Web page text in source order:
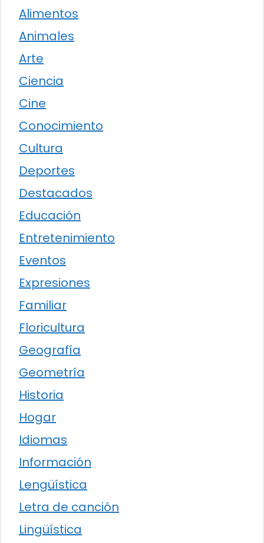
Alimentos
Animales
Arte
Ciencia
Cine
Conocimiento
Cultura
Deportes
Destacados
Educación
Entretenimiento
Eventos
Expresiones
Familiar
Floricultura
Geografía
Geometría
Historia
Hogar
Idiomas
Información
Lengüística
Letra de canción
Lingüística